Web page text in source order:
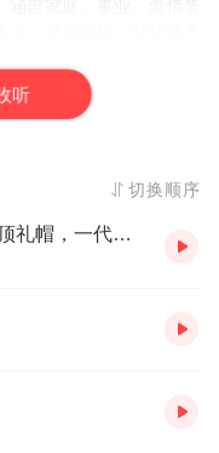
业、家庭变故，却凭借天
动展现了他的坚韧与才
主义等重大历史时期，展
刺，呼吁和平与人道主
听众深刻感受到时代对
影艺术领域的卓越成就。
绍他如何创造经典银幕
创新，如独特的喜剧表演
爱好者提供专业的学习
听
切换顺序
第1集 卓别林的一生 | 一根手杖，一顶礼帽，一代宗师